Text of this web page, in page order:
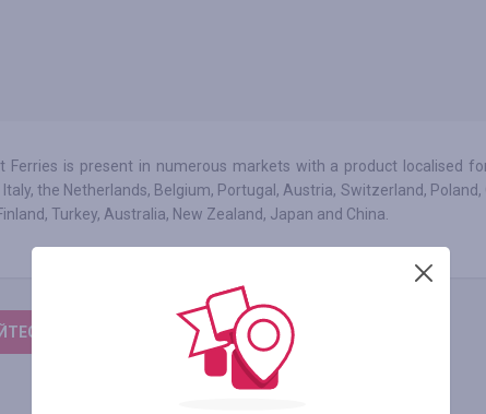
Ferries is present in numerous markets with a product localised
the Netherlands, Belgium, Portugal, Austria, Switzerland, Poland,
Turkey, Australia, New Zealand, Japan and China.
ЧТОБЫ ОСТАВИТЬ ОТЗЫВ